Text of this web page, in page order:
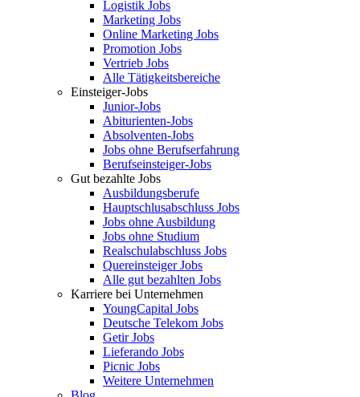
Logistik Jobs
Marketing Jobs
Online Marketing Jobs
Promotion Jobs
Vertrieb Jobs
Alle Tätigkeitsbereiche
Einsteiger-Jobs
Junior-Jobs
Abiturienten-Jobs
Absolventen-Jobs
Jobs ohne Berufserfahrung
Berufseinsteiger-Jobs
Gut bezahlte Jobs
Ausbildungsberufe
Hauptschlusabschluss Jobs
Jobs ohne Ausbildung
Jobs ohne Studium
Realschulabschluss Jobs
Quereinsteiger Jobs
Alle gut bezahlten Jobs
Karriere bei Unternehmen
YoungCapital Jobs
Deutsche Telekom Jobs
Getir Jobs
Lieferando Jobs
Picnic Jobs
Weitere Unternehmen